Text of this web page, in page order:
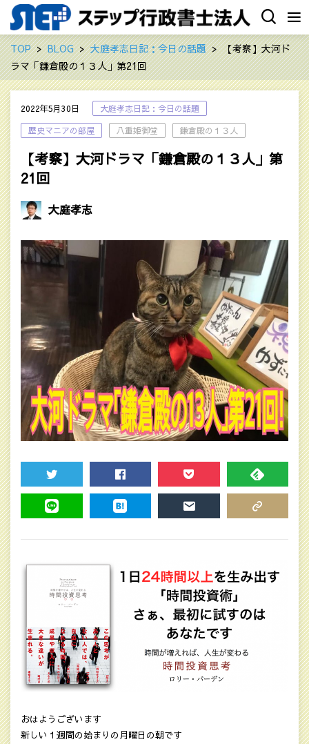
TOP BLOG 大庭孝志日記：今日の話題
【考察】大河ド
ラマ「鎌倉殿の１３人」第21回
2022年5月30日
大庭孝志日記：今日の話題
歴史マニアの部屋
八重姫御堂 鎌倉殿の１３人
【考察】大河ドラマ「鎌倉殿の１３人」第
21回
大庭孝志
TWEET SHARE POCKET FEEDLY
おはようございます
新しい１週間の始まりの月曜日の朝です